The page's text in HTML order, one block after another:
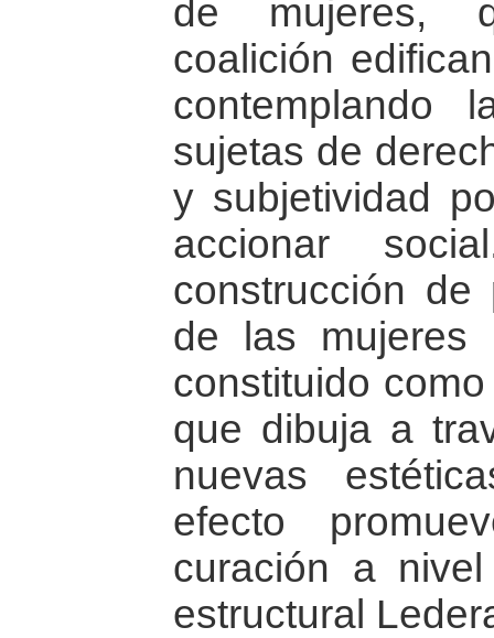
de mujeres,
coalición
contemplando
sujetas de
y subjetividad
accionar
construcción
de las mujeres
constituido
que dibuja a
nuevas
efecto
curación a
estructural